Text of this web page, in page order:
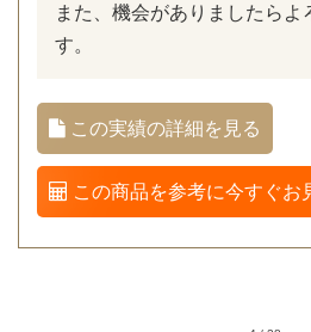
また、機会がありましたらよ
す。
この実績の詳細を見る
この商品を参考に今すぐお